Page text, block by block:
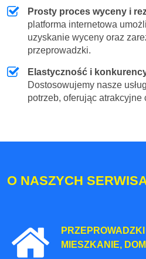
Prosty proces wyceny i
platforma internetowa
uzyskanie wyceny oraz
przeprowadzki.
Elastyczność i
Dostosowujemy nasze
potrzeb, oferując atrakcyjne
O NASZYCH
MIESZKANIE, DOM